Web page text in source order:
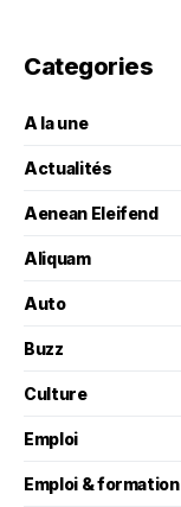
Categories
A la une
Actualités
Aenean Eleifend
Aliquam
Auto
Buzz
Culture
Emploi
Emploi & formation